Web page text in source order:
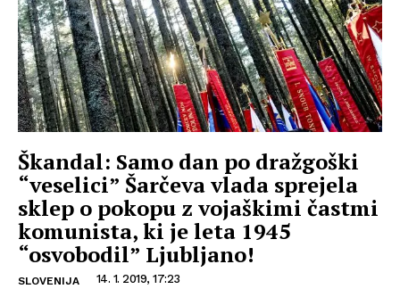
Škandal: Samo dan po dražgoški
“veselici” Šarčeva vlada sprejela
sklep o pokopu z vojaškimi častmi
komunista, ki je leta 1945
“osvobodil” Ljubljano!
SLOVENIJA 14. 1. 2019, 17:23